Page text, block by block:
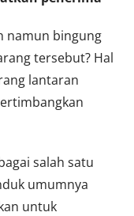
namun bingung
tersebut? Hal
lantaran
salah satu
umumnya
untuk